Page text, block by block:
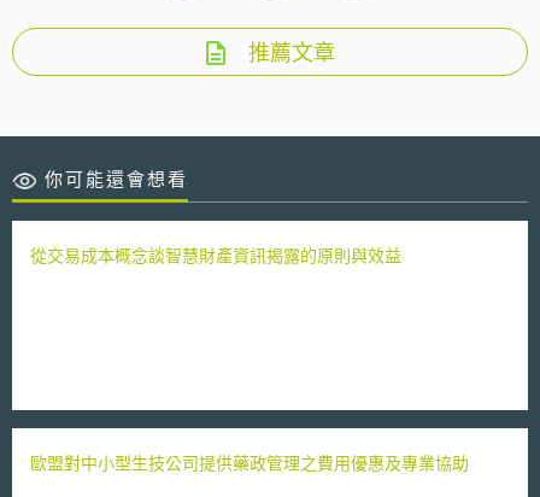
推薦文章
你可能還會想看
從交易成本概念談智慧財產資訊揭露的原則與效益
歐盟對中小型生技公司提供藥政管理之費用優惠及專業協助